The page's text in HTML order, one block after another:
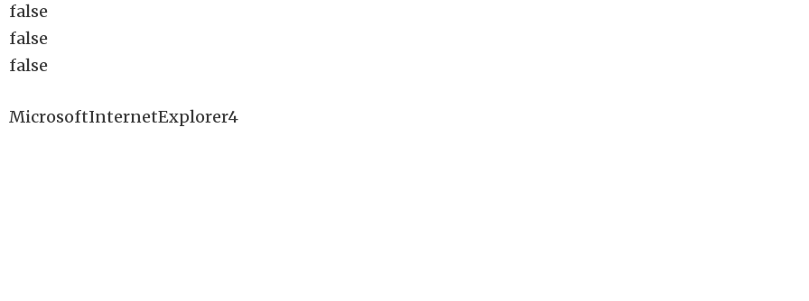
false
false
false
MicrosoftInternetExplorer4